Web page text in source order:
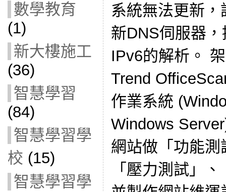
數學教育
(1)
新大樓施工
(36)
智慧學習
(84)
智慧學習學
校 (15)
智慧學習學
系統無法更新
新DNS伺服器
IPv6的解析。
Trend
作業系統
Windows
網站做「功能
「壓力測試」